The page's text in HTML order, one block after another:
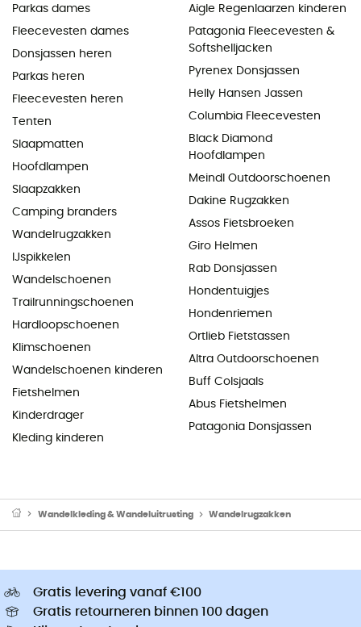
Parkas dames
Fleecevesten dames
Donsjassen heren
Parkas heren
Fleecevesten heren
Tenten
Slaapmatten
Hoofdlampen
Slaapzakken
Camping branders
Wandelrugzakken
IJspikkelen
Wandelschoenen
Trailrunningschoenen
Hardloopschoenen
Klimschoenen
Wandelschoenen kinderen
Fietshelmen
Kinderdrager
Kleding kinderen
Aigle Regenlaarzen kinderen
Patagonia Fleecevesten &
Softshelljacken
Pyrenex Donsjassen
Helly Hansen Jassen
Columbia Fleecevesten
Black Diamond
Hoofdlampen
Meindl Outdoorschoenen
Dakine Rugzakken
Assos Fietsbroeken
Giro Helmen
Rab Donsjassen
Hondentuigjes
Hondenriemen
Ortlieb Fietstassen
Altra Outdoorschoenen
Buff Colsjaals
Abus Fietshelmen
Patagonia Donsjassen
Wandelkleding & Wandeluitrusting Wandelrugzakken
Gratis levering vanaf €100
Gratis retourneren binnen 100 dagen